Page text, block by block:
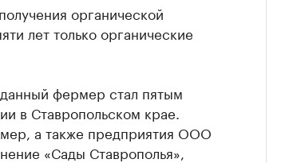
органической
лет только органические
фермер стал пятым
в Ставропольском крае.
а также предприятия ООО
«Сады Ставрополья»,